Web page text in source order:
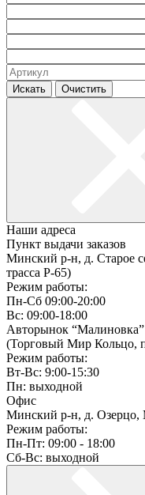
Искать Очистить
Наши адреса
Пункт выдачи заказов
Минский р-н, д. Старое
трасса P-65)
Режим работы:
Пн-Сб 09:00-20:00
Вс: 09:00-18:00
Авторынок “Малиновка”
(Торговый Мир Кольцо,
Режим работы:
Вт-Вс: 9:00-15:30
Пн: выходной
Офис
Минский р-н, д. Озерцо,
Режим работы:
Пн-Пт: 09:00 - 18:00
Сб-Вс: выходной